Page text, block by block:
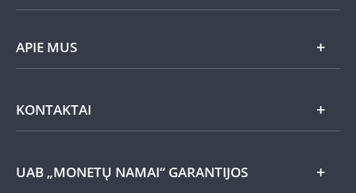
Dovanų idėjos
Nauja
Auksas
Kiti metalai
APIE MUS
KONTAKTAI
UAB „MONETŲ NAMAI“ GARANTIJOS